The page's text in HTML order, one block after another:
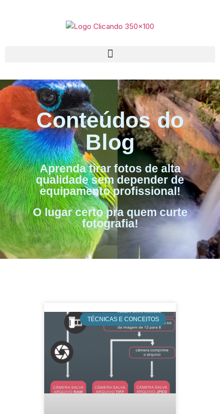
Conteúdos do
Blog
Aprenda tirar fotos de alta
qualidade sem depender de
equipamento profissional!
O lugar certo pra quem curte
fotografia!
TÉCNICAS E CONCEITOS